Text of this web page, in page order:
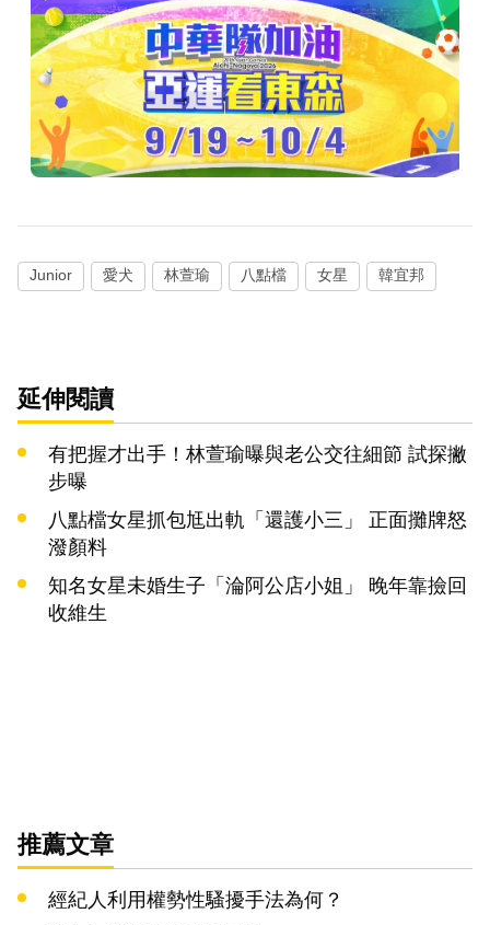
Junior 愛犬 林萱瑜 八點檔 女星 韓宜邦
延伸閱讀
有把握才出手！林萱瑜曝與老公交往細節 試探撇
步曝
八點檔女星抓包尪出軌「還護小三」 正面攤牌怒
潑顏料
知名女星未婚生子「淪阿公店小姐」 晚年靠撿回
收維生
推薦文章
經紀人利用權勢性騷擾手法為何？